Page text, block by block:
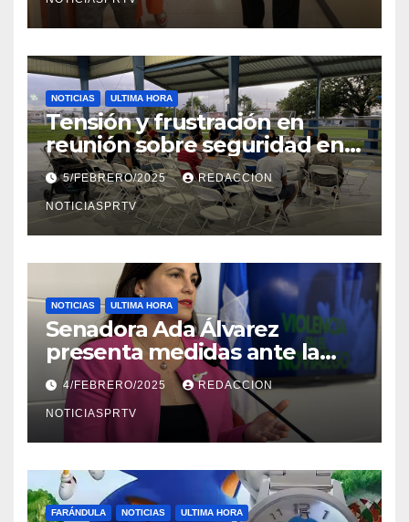
NOTICIAS ULTIMA HORA
Tensión y frustración en
reunión sobre seguridad en
Reparto Metropolitano
5/FEBRERO/2025 REDACCION
NOTICIASPRTV
NOTICIAS ULTIMA HORA
Senadora Ada Álvarez
presenta medidas ante la
violencia en el noviazgo
4/FEBRERO/2025 REDACCION
NOTICIASPRTV
FARÁNDULA NOTICIAS ULTIMA HORA